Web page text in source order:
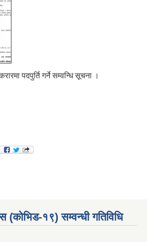
पदपुर्ति गर्ने सम्वन्धि सूचना ।
(कोभिड-१९) सम्वन्धी गतिविधि